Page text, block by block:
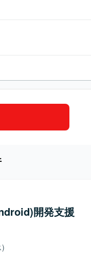
開発支援
)